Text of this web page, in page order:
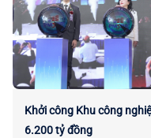
Khởi công Khu công
6.200 tỷ đồng